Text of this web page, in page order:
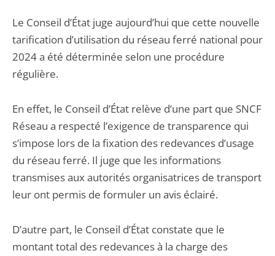
Le Conseil d’État juge aujourd’hui que cette nouvelle
tarification d’utilisation du réseau ferré national pour
2024 a été déterminée selon une procédure
régulière.
En effet, le Conseil d’État relève d’une part que SNCF
Réseau a respecté l’exigence de transparence qui
s’impose lors de la fixation des redevances d’usage
du réseau ferré. Il juge que les informations
transmises aux autorités organisatrices de transport
leur ont permis de formuler un avis éclairé.
D’autre part, le Conseil d’État constate que le
montant total des redevances à la charge des